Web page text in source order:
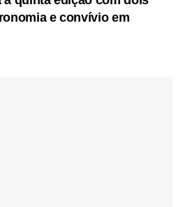
e convívio em